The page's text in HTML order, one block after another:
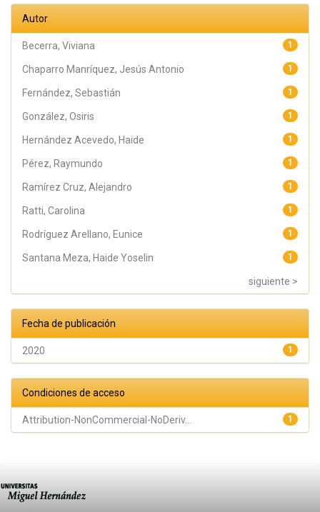
Granados,
Autor
1
Becerra, Viviana
1
Chaparro Manríquez, Jesús Antonio
1
Fernández, Sebastián
1
González, Osiris
1
Hernández Acevedo, Haide
1
Pérez, Raymundo
1
Ramírez Cruz, Alejandro
1
Ratti, Carolina
1
Rodríguez Arellano, Eunice
1
Santana Meza, Haide Yoselin
siguiente >
Fecha de publicación
1
2020
Condiciones de acceso
1
Attribution-NonCommercial-NoDeriv...